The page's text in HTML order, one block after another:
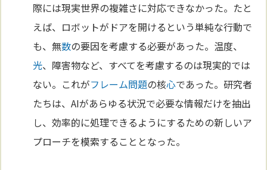
際には現実世界の複雑さに対応できなかった。たと
えば、ロボットがドアを開けるという単純な行動で
も、無数の要因を考慮する必要があった。温度、
光、障害物など、すべてを考慮するのは現実的では
ない。これがフレーム問題の核心であった。研究者
たちは、AIがあらゆる状況で必要な情報だけを抽出
し、効率的に処理できるようにするための新しいア
プローチを模索することとなった。